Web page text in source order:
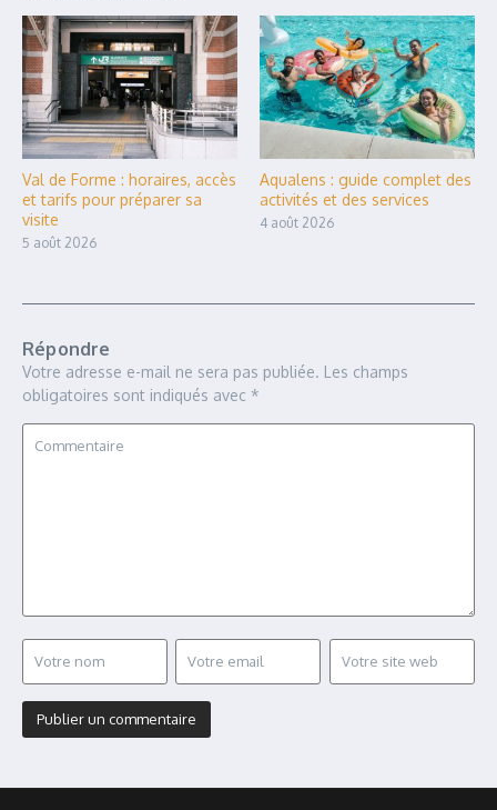
Val de Forme : horaires, accès
et tarifs pour préparer sa
visite
5 août 2026
Aqualens : guide complet des
activités et des services
4 août 2026
Répondre
Votre adresse e-mail ne sera pas publiée. Les champs
obligatoires sont indiqués avec *